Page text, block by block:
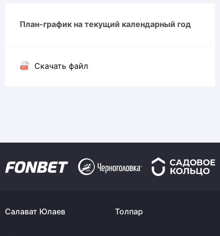
План-график на текущий календарный год
Скачать файл
Салават Юлаев Толпар